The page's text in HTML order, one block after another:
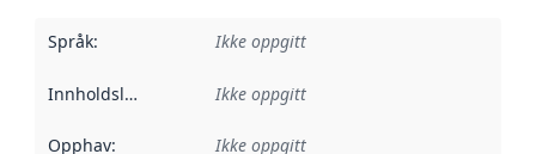
Språk: Ikke oppgitt
Innholdsleverandører :
Ikke oppgitt
Opphav: Ikke oppgitt